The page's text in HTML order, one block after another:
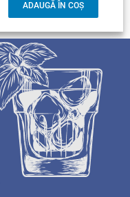
ADAUGĂ ÎN COȘ